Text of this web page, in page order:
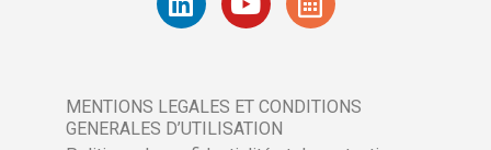
MENTIONS LEGALES ET CONDITIONS
GENERALES D’UTILISATION